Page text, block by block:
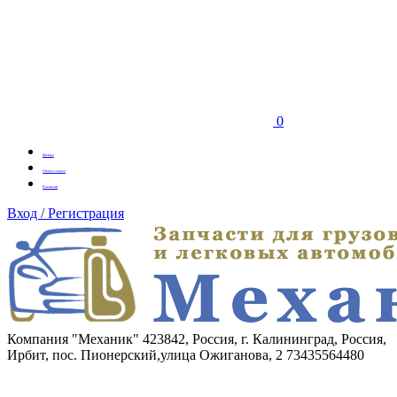
0
Бренды
Оплата заказа
Вакансии
Вход / Регистрация
Компания "Механик" 423842, Россия, г. Калининград, Россия,
Ирбит, пос. Пионерский,улица Ожиганова, 2 73435564480